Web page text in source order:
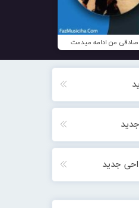
صادقی من ادامه میدمت
جدید